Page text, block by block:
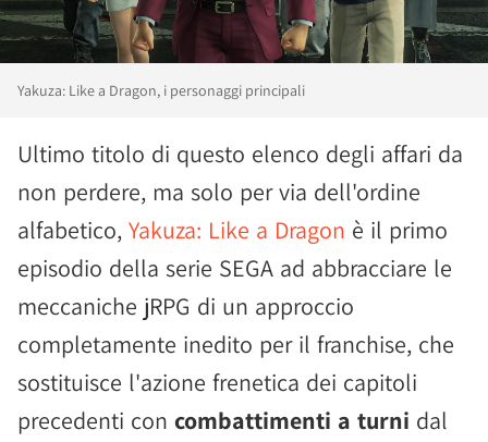
Yakuza: Like a Dragon, i personaggi principali
Ultimo titolo di questo elenco degli affari da
non perdere, ma solo per via dell'ordine
alfabetico, Yakuza: Like a Dragon è il primo
episodio della serie SEGA ad abbracciare le
meccaniche jRPG di un approccio
completamente inedito per il franchise, che
sostituisce l'azione frenetica dei capitoli
precedenti con combattimenti a turni dal